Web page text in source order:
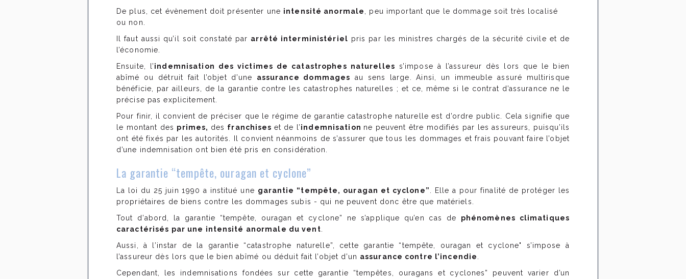
De plus, cet évènement doit présenter une intensité anormale
, peu important que le dommage soit très localisé
ou non.
Il faut aussi qu’il soit constaté par arrêté interministériel pris par les ministres chargés de la sécurité civile et de
l’économie.
Ensuite, l’indemnisation des victimes de catastrophes naturelles s’impose à l’assureur dès lors que le bien
abîmé ou détruit fait l’objet d’une assurance dommages au sens large. Ainsi, un immeuble assuré multirisque
bénéficie, par ailleurs, de la garantie contre les catastrophes naturelles ; et ce, même si le contrat d’assurance ne le
précise pas explicitement.
Pour finir, il convient de préciser que le régime de garantie catastrophe naturelle est d’ordre public. Cela signifie que
le montant des primes, des franchises et de l’indemnisation ne peuvent être modifiés par les assureurs, puisqu’ils
ont été fixés par les autorités. Il convient néanmoins de s’assurer que tous les dommages et frais pouvant faire l’objet
d’une indemnisation ont bien été pris en considération.
La garantie “tempête, ouragan et cyclone”
La loi du 25 juin 1990 a institué une garantie “tempête, ouragan et cyclone”
. Elle a pour finalité de protéger les
propriétaires de biens contre les dommages subis - qui ne peuvent donc être que matériels.
Tout d’abord, la garantie “tempête, ouragan et cyclone” ne s’applique qu’en cas de phénomènes climatiques
caractérisés par une intensité anormale du vent
Aussi, à l’instar de la garantie “catastrophe naturelle”, cette garantie “tempête, ouragan et cyclone" s’impose à
l’assureur dès lors que le bien abîmé ou déduit fait l’objet d’un assurance contre l’incendie
Cependant, les indemnisations fondées sur cette garantie “tempêtes, ouragans et cyclones” peuvent varier d’un